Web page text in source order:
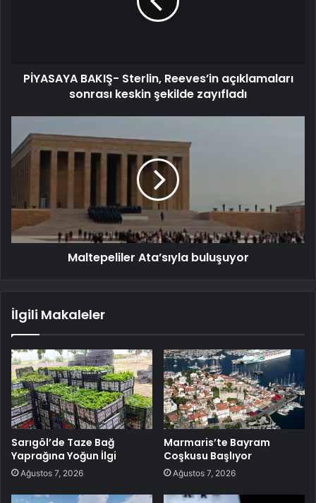
PİYASAYA BAKIŞ- Sterlin, Reeves’in açıklamaları
sonrası keskin şekilde zayıfladı
Maltepeliler Ata’sıyla buluşuyor
İlgili Makaleler
Sarıgöl’de Taze Bağ
Yaprağına Yoğun İlgi
Ağustos 7, 2026
Marmaris’te Bayram
Coşkusu Başlıyor
Ağustos 7, 2026